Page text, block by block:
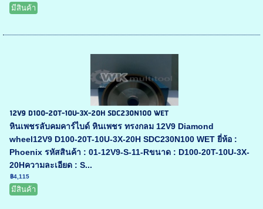
มีสินค้า
12V9 D100-20T-10U-3X-20H SDC230N100 WET
หินเพชรลับคมคาร์ไบด์ หินเพชร ทรงกลม 12V9 Diamond
wheel12V9 D100-20T-10U-3X-20H SDC230N100 WET ยี่ห้อ :
Phoenix รหัสสินค้า : 01-12V9-S-11-Rขนาด : D100-20T-10U-3X-
20Hความละเอียด : S...
฿4,115
มีสินค้า